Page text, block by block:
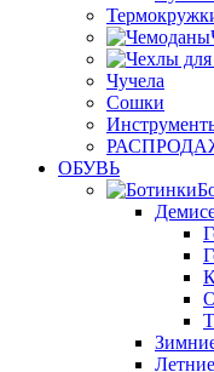
Чучела
Сошки
ОБУВЬ
Летние